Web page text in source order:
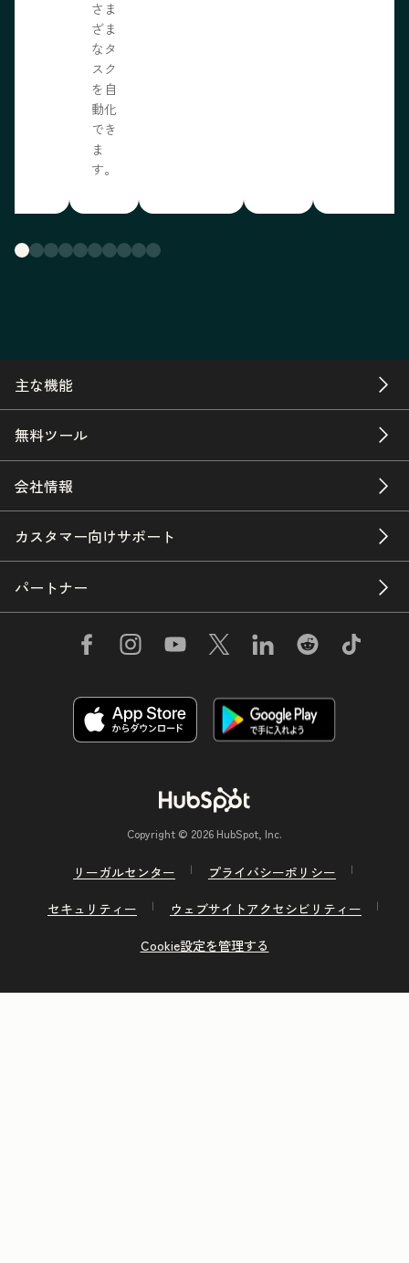
さま
ざま
なタ
スク
を自
動化
でき
ま
す。
主な機能
無料ツール
会社情報
カスタマー向けサポート
パートナー
Copyright © 2026 HubSpot, Inc.
リーガルセンター
プライバシーポリシー
セキュリティー
ウェブサイトアクセシビリティー
Cookie設定を管理する